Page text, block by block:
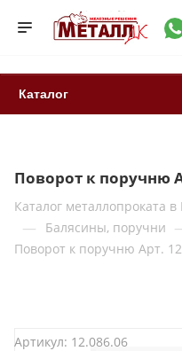
Каталог
Поворот к поручню
Каталог металлопроката
— Балясины, поручни
Поворот к поручню Арт.
Артикул: 12.086.06